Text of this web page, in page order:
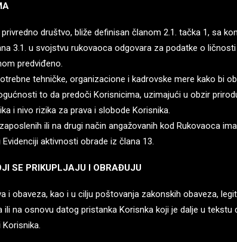
društvo, bliže definisan članom 2.1. tačka 1, sa
3.1. u svojstvu rukovaoca odgovara za podatke o
predviđeno.
tehničke, organizacione i kadrovske mere kako bi
to da predoči Korisnicima, uzimajući u obzir
i nivo rizika za prava i slobode Korisnika.
ili na drugi način angažovanih kod Rukovaoca
aktivnosti obrade iz člana 13.
SE PRIKUPLJAJU I OBRAĐUJU
i obaveza, kao i u cilju poštovanja zakonskih obaveza,
na osnovu datog pristanka Korisnka koji je dalje u tekstu